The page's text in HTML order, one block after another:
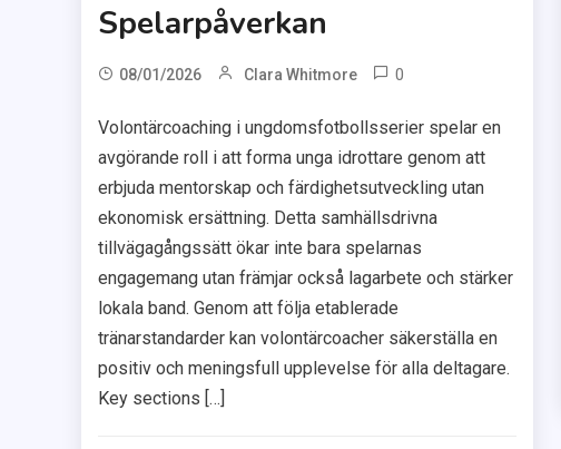
Spelarpåverkan
08/01/2026 Clara Whitmore 0
Volontärcoaching i ungdomsfotbollsserier spelar en
avgörande roll i att forma unga idrottare genom att
erbjuda mentorskap och färdighetsutveckling utan
ekonomisk ersättning. Detta samhällsdrivna
tillvägagångssätt ökar inte bara spelarnas
engagemang utan främjar också lagarbete och stärker
lokala band. Genom att följa etablerade
tränarstandarder kan volontärcoacher säkerställa en
positiv och meningsfull upplevelse för alla deltagare.
Key sections […]